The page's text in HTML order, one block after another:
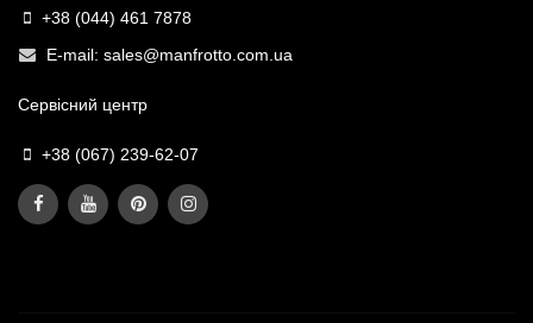
+38 (044) 461 7878
E-mail: sales@manfrotto.com.ua
Сервісний центр
+38 (067) 239-62-07